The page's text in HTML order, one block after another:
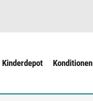
Kinderdepot Konditionen